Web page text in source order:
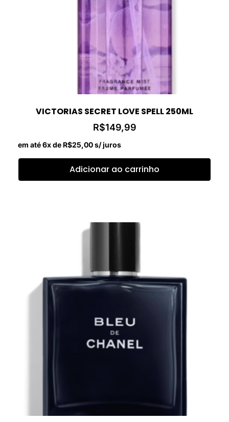
VICTORIAS SECRET LOVE SPELL 250ML
R$149,99
em até 6x de R$25,00s/ juros
Adicionar ao carrinho